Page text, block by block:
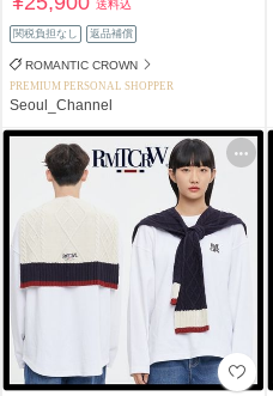
送料込
関税負担なし 返品補償
ROMANTIC CROWN
PREMIUM PERSONAL SHOPPER
Seoul_Channel